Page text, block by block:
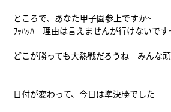
ところで、あなた甲子園参上ですか~
ﾜｯﾊｯﾊ 理由は言えませんが行けないです
どこが勝っても大熱戦だろうね みんな
日付が変わって、今日は準決勝でした